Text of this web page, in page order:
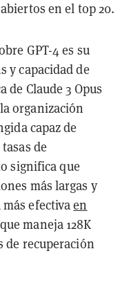
en el top 20.
GPT-4 es su
y capacidad de
Claude 3 Opus
organización
capaz de
de
significa que
más largas y
efectivaen
maneja 128K
de recuperación